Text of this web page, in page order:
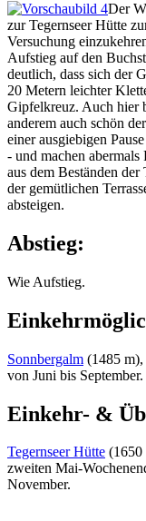
Der
zur Tegernseer Hütte
Versuchung
Aufstieg auf den
deutlich, dass sich der
20 Metern leichter
Gipfelkreuz. Auch hier
anderem auch schön der
einer ausgiebigen
- und machen
aus dem Beständen
der gemütlichen
absteigen.
Abstieg:
Wie Aufstieg.
Sonnbergalm (1485 m),
von Juni bis September.
Einkehr- &
Tegernseer Hütte (1650
zweiten Mai-
November.